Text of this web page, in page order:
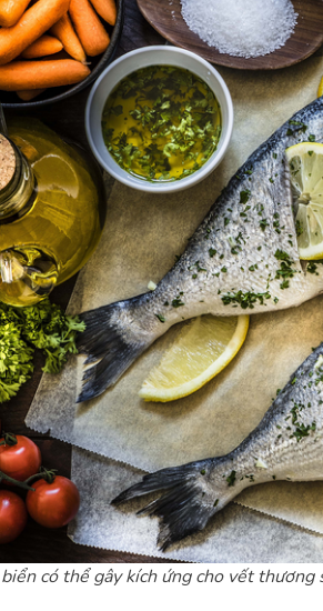
biển có thể gây kích ứng cho vết thương